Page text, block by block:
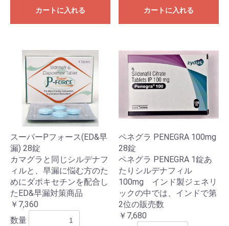
カートに入れる カートに入れる
スーパーPフォース(ED&早
漏) 28錠
カマグラと同じシルデナフ
ィルと、早漏に悩む方のた
めにダポキセチンを配合し
たED&早漏対策商品
￥7,360
数量
ペネグラ PENEGRA 100mg
28錠
ペネグラ PENEGRA 1錠あ
たりシルデナフィル
100mg インド製ジェネリ
ックの中では、インドで第
2位の販売数
￥7,680